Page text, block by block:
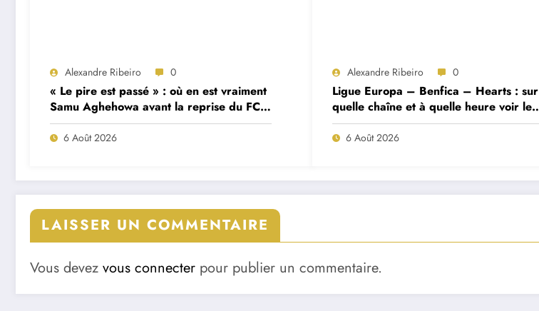
Alexandre Ribeiro 0
« Le pire est passé » : où en est vraiment
Samu Aghehowa avant la reprise du FC
Porto ?
6 Août 2026
Alexandre Ribeiro 0
Ligue Europa – Benfica – Hearts : sur
quelle chaîne et à quelle heure voir le
match ?
6 Août 2026
LAISSER UN COMMENTAIRE
Vous devez vous connecter pour publier un commentaire.